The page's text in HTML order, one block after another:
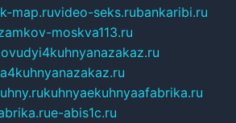
map.ruvideo-seks.rubankaribi.ru
moskva113.ru
kuhnyaekuhnyaafabrika.ru
e-abis1c.ru